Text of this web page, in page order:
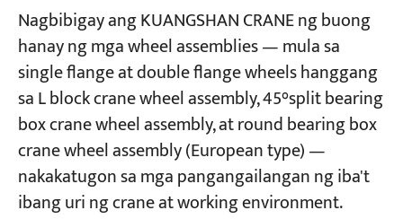
Nagbibigay ang KUANGSHAN CRANE ng buong
hanay ng mga wheel assemblies — mula sa
single flange at double flange wheels hanggang
sa L block crane wheel assembly, 45°split bearing
box crane wheel assembly, at round bearing box
crane wheel assembly (European type) —
nakakatugon sa mga pangangailangan ng iba't
ibang uri ng crane at working environment.